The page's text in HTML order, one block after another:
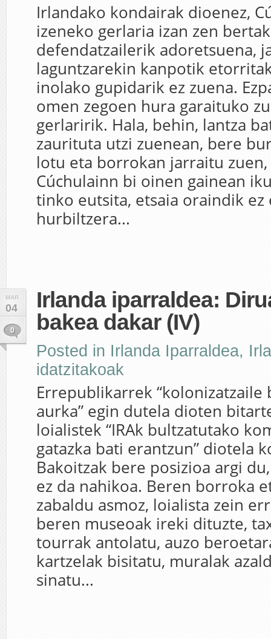
Irlandako kondairak dioenez,
izeneko gerlaria izan zen
defendatzailerik adoretsuena,
laguntzarekin kanpotik
inolako gupidarik ez zuena.
omen zegoen hura garaituko
gerlaririk. Hala, behin, lantza
zaurituta utzi zuenean, bere
lotu eta borrokan jarraitu
Cúchulainn bi oinen gainean
tinko eutsita, etsaia oraindik ez
hurbiltzera...
MAR
04
0
Irlanda iparraldea:
bakea dakar (IV)
Posted in Irlanda Iparraldea,
idatzitakoak
Errepublikarrek
aurka” egin dutela dioten
loialistek “IRAk bultzatutako
gatazka bati erantzun” diotela
Bakoitzak bere posizioa argi
ez da nahikoa. Beren borroka
zabaldu asmoz, loialista zein
beren museoak ireki dituzte,
tourrak antolatu, auzo
kartzelak bisitatu, muralak
sinatu...